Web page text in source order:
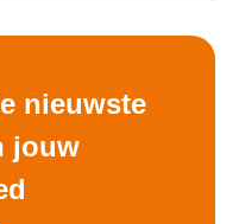
nieuwste
jouw